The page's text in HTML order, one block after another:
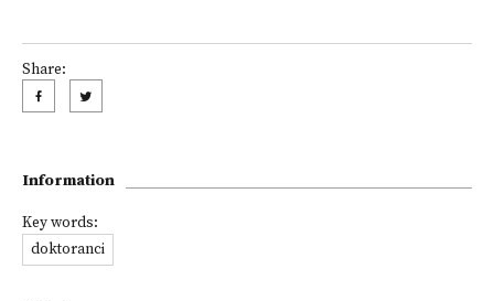
Share:
Information
Key words:
doktoranci